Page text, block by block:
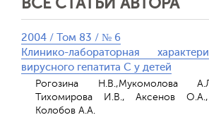
2004 / Том 83 / № 6
Клинико-лабораторная
вирусного гепатита С у детей
Рогозина Н.В.,Мукомолова
Тихомирова И.В., Аксенов
Колобов А.А.